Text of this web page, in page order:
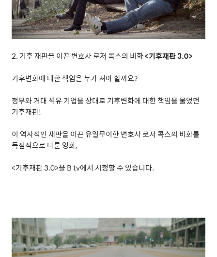
2. 기후 재판을 이끈 변호사 로저 콕스의 비화<기후재판3.0>
기후변화에 대한 책임은 누가 져야 할까요?
정부와 거대 석유 기업을 상대로 기후변화에 대한 책임을 물었던
기후재판!
이 역사적인 재판을 이끈 유일무이한 변호사 로저 콕스의 비화를
독점적으로 다룬 영화,
<기후재판3.0>을 B tv에서 시청할 수 있습니다.